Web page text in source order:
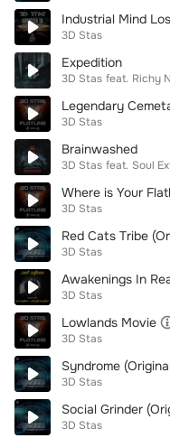
Industrial Mind
3D Stas
Expedition
3D Stas feat. Richy
Legendary
3D Stas
Brainwashed
3D Stas feat. Soul
Where is Your
3D Stas
Red Cats Tribe
3D Stas
Awakenings In
3D Stas
Lowlands Movie
3D Stas
Syndrome
3D Stas
Social Grinder
3D Stas